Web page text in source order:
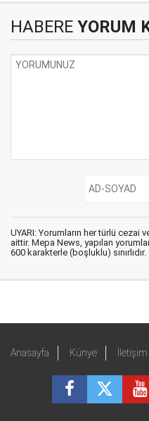
HABERE YORUM
UYARI: Yorumların her türlü
aittir. Mepa News, yapılan
600 karakterle (boşluklu) sınırlıdır.
Anasayfa Künye İletişim